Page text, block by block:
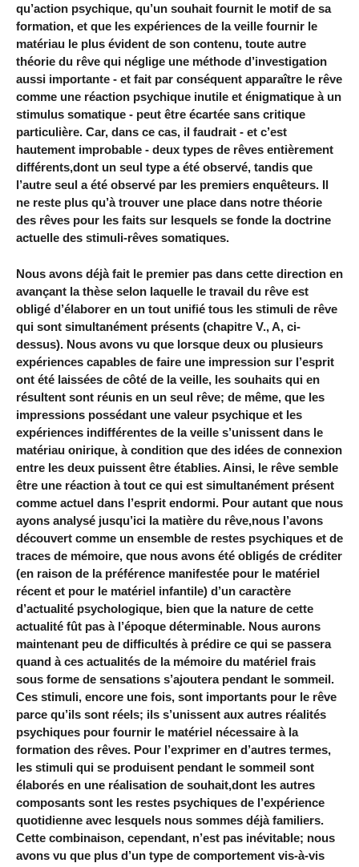
qu’action psychique, qu’un souhait fournit le motif de sa
formation, et que les expériences de la veille fournir le
matériau le plus évident de son contenu, toute autre
théorie du rêve qui néglige une méthode d’investigation
aussi importante - et fait par conséquent apparaître le rêve
comme une réaction psychique inutile et énigmatique à un
stimulus somatique - peut être écartée sans critique
particulière. Car, dans ce cas, il faudrait - et c’est
hautement improbable - deux types de rêves entièrement
différents,dont un seul type a été observé, tandis que
l’autre seul a été observé par les premiers enquêteurs. Il
ne reste plus qu’à trouver une place dans notre théorie
des rêves pour les faits sur lesquels se fonde la doctrine
actuelle des stimuli-rêves somatiques.
Nous avons déjà fait le premier pas dans cette direction en
avançant la thèse selon laquelle le travail du rêve est
obligé d’élaborer en un tout unifié tous les stimuli de rêve
qui sont simultanément présents (chapitre V., A, ci-
dessus). Nous avons vu que lorsque deux ou plusieurs
expériences capables de faire une impression sur l’esprit
ont été laissées de côté de la veille, les souhaits qui en
résultent sont réunis en un seul rêve; de même, que les
impressions possédant une valeur psychique et les
expériences indifférentes de la veille s’unissent dans le
matériau onirique, à condition que des idées de connexion
entre les deux puissent être établies. Ainsi, le rêve semble
être une réaction à tout ce qui est simultanément présent
comme actuel dans l’esprit endormi. Pour autant que nous
ayons analysé jusqu’ici la matière du rêve,nous l’avons
découvert comme un ensemble de restes psychiques et de
traces de mémoire, que nous avons été obligés de créditer
(en raison de la préférence manifestée pour le matériel
récent et pour le matériel infantile) d’un caractère
d’actualité psychologique, bien que la nature de cette
actualité fût pas à l’époque déterminable. Nous aurons
maintenant peu de difficultés à prédire ce qui se passera
quand à ces actualités de la mémoire du matériel frais
sous forme de sensations s’ajoutera pendant le sommeil.
Ces stimuli, encore une fois, sont importants pour le rêve
parce qu’ils sont réels; ils s’unissent aux autres réalités
psychiques pour fournir le matériel nécessaire à la
formation des rêves. Pour l’exprimer en d’autres termes,
les stimuli qui se produisent pendant le sommeil sont
élaborés en une réalisation de souhait,dont les autres
composants sont les restes psychiques de l’expérience
quotidienne avec lesquels nous sommes déjà familiers.
Cette combinaison, cependant, n’est pas inévitable; nous
avons vu que plus d’un type de comportement vis-à-vis